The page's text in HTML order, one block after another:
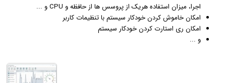
اجرا، میزان استفاده هریک از پروسس ها از حافظه و CPU و ...
امکان خاموش کردن خودکار سیستم با تنظیمات کاربر
امکان ری استارت کردن خودکار سیستم
و ...